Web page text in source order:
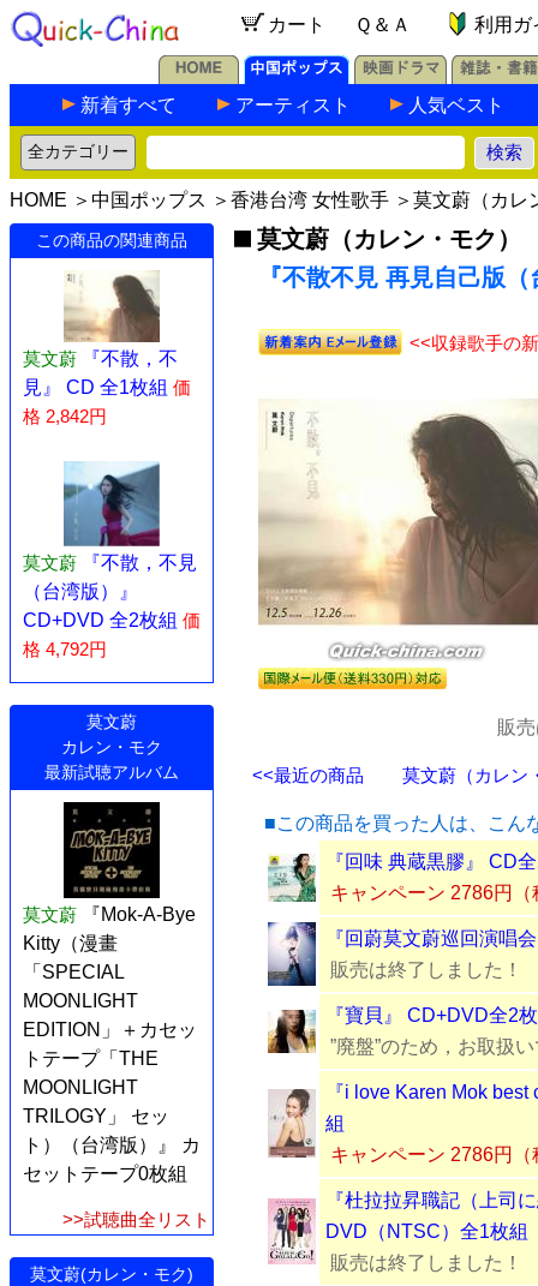
カート Ｑ＆Ａ 利用ガ
新着すべて アーティスト 人気ベスト
HOME ＞ 中国ポップス ＞ 香港台湾 女性歌手 ＞ 莫文蔚（カレ
この商品の関連商品
莫文蔚
『不散，不
見』 CD 全1枚組 価
格 2,842円
莫文蔚
『不散，不見
（台湾版）』
CD+DVD 全2枚組 価
格 4,792円
莫文蔚
カレン・モク
最新試聴アルバム
莫文蔚
『Mok-A-Bye
Kitty（漫畫
「SPECIAL
MOONLIGHT
EDITION」＋カセッ
トテープ「THE
MOONLIGHT
TRILOGY」 セッ
ト）（台湾版）』 カ
セットテープ0枚組
>>試聴曲全リスト
莫文蔚(カレン・モク)
莫文蔚（カレン・モク）
『不散不見 再見自己版
<<収録歌手の
販
<<最近の商品 莫文蔚（カレン
■この商品を買った人は、こん
『回味 典蔵黒膠』 CD
キャンペーン 2786円（
『回蔚莫文蔚巡回演唱
販売は終了しました！
『寶貝』 CD+DVD全2
”廃盤”のため，お取扱
『i love Karen Mok
組
キャンペーン 2786円（
『杜拉拉昇職記（上司
DVD（NTSC）全1枚組
販売は終了しました！